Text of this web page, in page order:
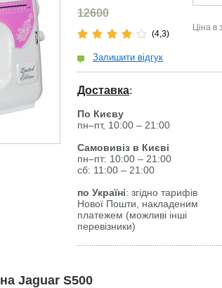
12600
(4,3)
Залишити відгук
Ціна в
Доставка:
По Києву
пн–пт, 10:00 – 21:00
Самовивіз в Києві
пн–пт: 10:00 – 21:00
сб: 11:00 – 21:00
по Україні: згідно тарифів
Нової Пошти, накладеним
платежем (можливі інші
перевізники)
Jaguar S500